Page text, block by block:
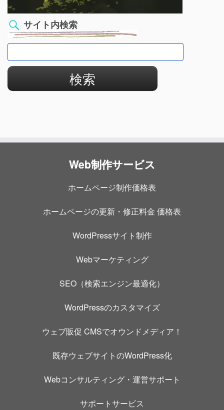
サイト内検索
検
索:
Web制作サービス
ホームページ制作価格表
ホームページの更新・修正料金 価格表
WordPressサイト制作
Webマーケティング
SEO（検索エンジン最適化）
WordPressのカスタマイズ
ウェブ販促 CMSでオウンドメディア！
既存ウェブサイトのWordPress化
Webコンサルティング・運営サポート
サポートサービス